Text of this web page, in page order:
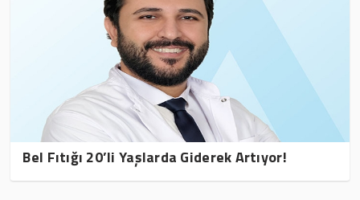
Bel Fıtığı 20’li Yaşlarda Giderek Artıyor!